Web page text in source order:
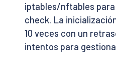
iptables/nftables
check. La
10 veces con un
intentos para